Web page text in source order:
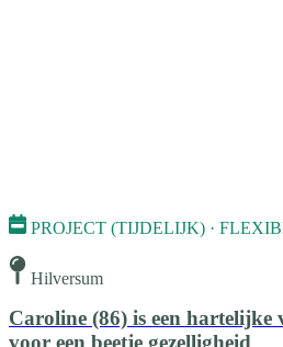
PROJECT (TIJDELIJK) ·
Hilversum
Caroline (86) is een hartelijke
voor een beetje gezelligheid